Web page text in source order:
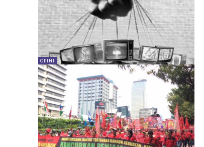
OPINI